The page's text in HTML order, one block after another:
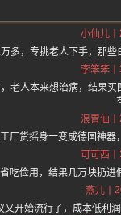
小仙儿
多，专挑老人下手，那
李笨笨
老人本来想治病，结果
浪胃仙
厂货摇身一变成德国神
可可西
吃俭用，结果几万块扔
燕儿
开始流行了，成本低利